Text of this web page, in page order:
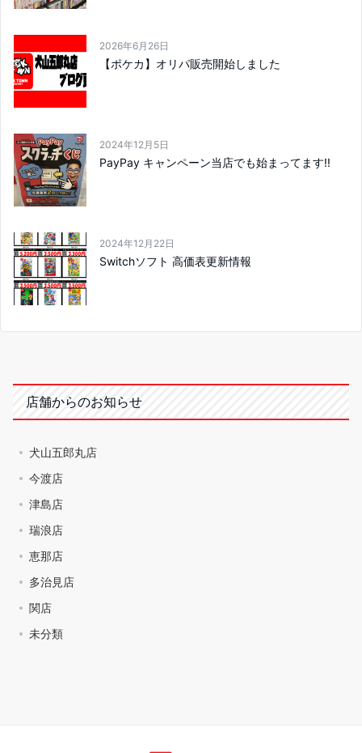
2026年6月26日
【ポケカ】オリパ販売開始しました
2024年12月5日
PayPay キャンペーン当店でも始まってます!!
2024年12月22日
Switchソフト 高価表更新情報
店舗からのお知らせ
犬山五郎丸店
今渡店
津島店
瑞浪店
恵那店
多治見店
関店
未分類